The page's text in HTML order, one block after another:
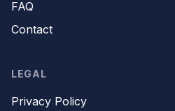
FAQ
Contact
LEGAL
Privacy Policy